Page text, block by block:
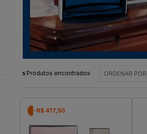
ORDENAR POR
5 Produtos encontrados
-R$ 417,50